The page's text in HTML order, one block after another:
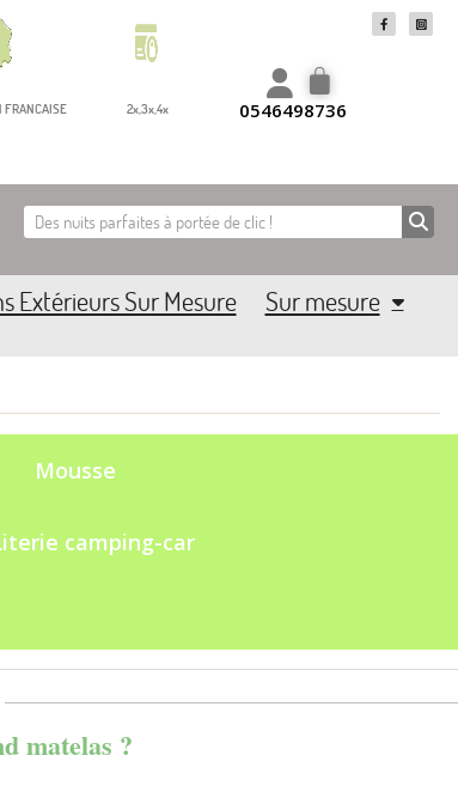
FRANCAISE 2x,3x,4x 0546498736
Extérieurs Sur Mesure
Sur mesure
Mousse
camping-car
matelas ?